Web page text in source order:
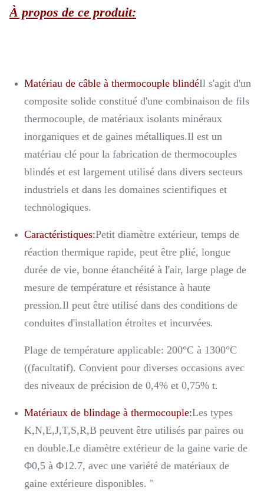
À propos de ce produit:
Matériau de câble à thermocouple blindéIl s'agit d'un
composite solide constitué d'une combinaison de fils
thermocouple, de matériaux isolants minéraux
inorganiques et de gaines métalliques.Il est un
matériau clé pour la fabrication de thermocouples
blindés et est largement utilisé dans divers secteurs
industriels et dans les domaines scientifiques et
technologiques.
Caractéristiques:Petit diamètre extérieur, temps de
réaction thermique rapide, peut être plié, longue
durée de vie, bonne étanchéité à l'air, large plage de
mesure de température et résistance à haute
pression.Il peut être utilisé dans des conditions de
conduites d'installation étroites et incurvées.
Plage de température applicable: 200°C à 1300°C
((facultatif). Convient pour diverses occasions avec
des niveaux de précision de 0,4% et 0,75% t.
Matériaux de blindage à thermocouple:Les types
K,N,E,J,T,S,R,B peuvent être utilisés par paires ou
en double.Le diamètre extérieur de la gaine varie de
Φ0,5 à Φ12.7, avec une variété de matériaux de
gaine extérieure disponibles. "